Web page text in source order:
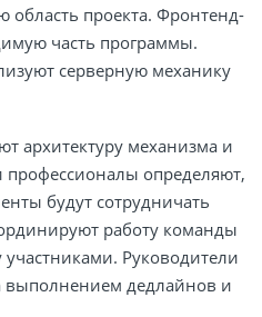
область проекта. Фронтенд-
часть программы.
серверную механику
архитектуру механизма и
определяют,
будут сотрудничать
работу команды
Руководители
выполнением дедлайнов и